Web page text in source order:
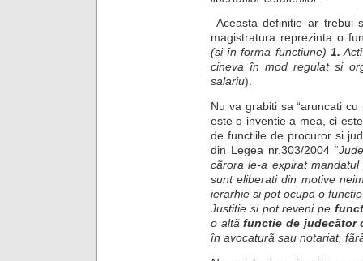
Aceasta definitie ar trebui
magistratura reprezinta o
(si în forma functiune) 1.
cineva în mod regulat si
salariu).
Nu va grabiti sa “aruncati
este o inventie a mea, ci
de functiile de procuror si
din Legea nr.303/2004 “
cãrora le-a expirat
sunt eliberati din motive
ierarhie si pot ocupa o
Justitie si pot reveni pe
o altãfunctie de judecãtor
în avocaturã sau notariat,